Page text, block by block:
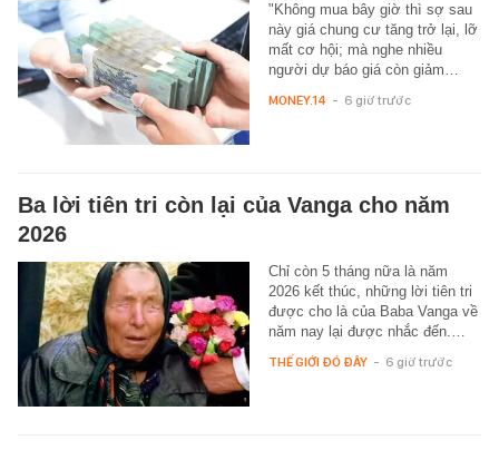
"Không mua bây giờ thì sợ sau
này giá chung cư tăng trở lại, lỡ
mất cơ hội; mà nghe nhiều
người dự báo giá còn giảm…
MONEY.14 - 6 giờ trước
Ba lời tiên tri còn lại của Vanga cho năm
2026
Chỉ còn 5 tháng nữa là năm
2026 kết thúc, những lời tiên tri
được cho là của Baba Vanga về
năm nay lại được nhắc đến.…
THẾ GIỚI ĐÓ ĐÂY - 6 giờ trước